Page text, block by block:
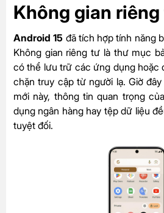
Không gian
Android 15 đã tích hợp tính năng
Không gian riêng tư là thư mục
có thể lưu trữ các ứng dụng hoặc
chặn truy cập từ người lạ. Giờ
mới này, thông tin quan trọng
dụng ngân hàng hay tệp dữ liệu
tuyệt đối.